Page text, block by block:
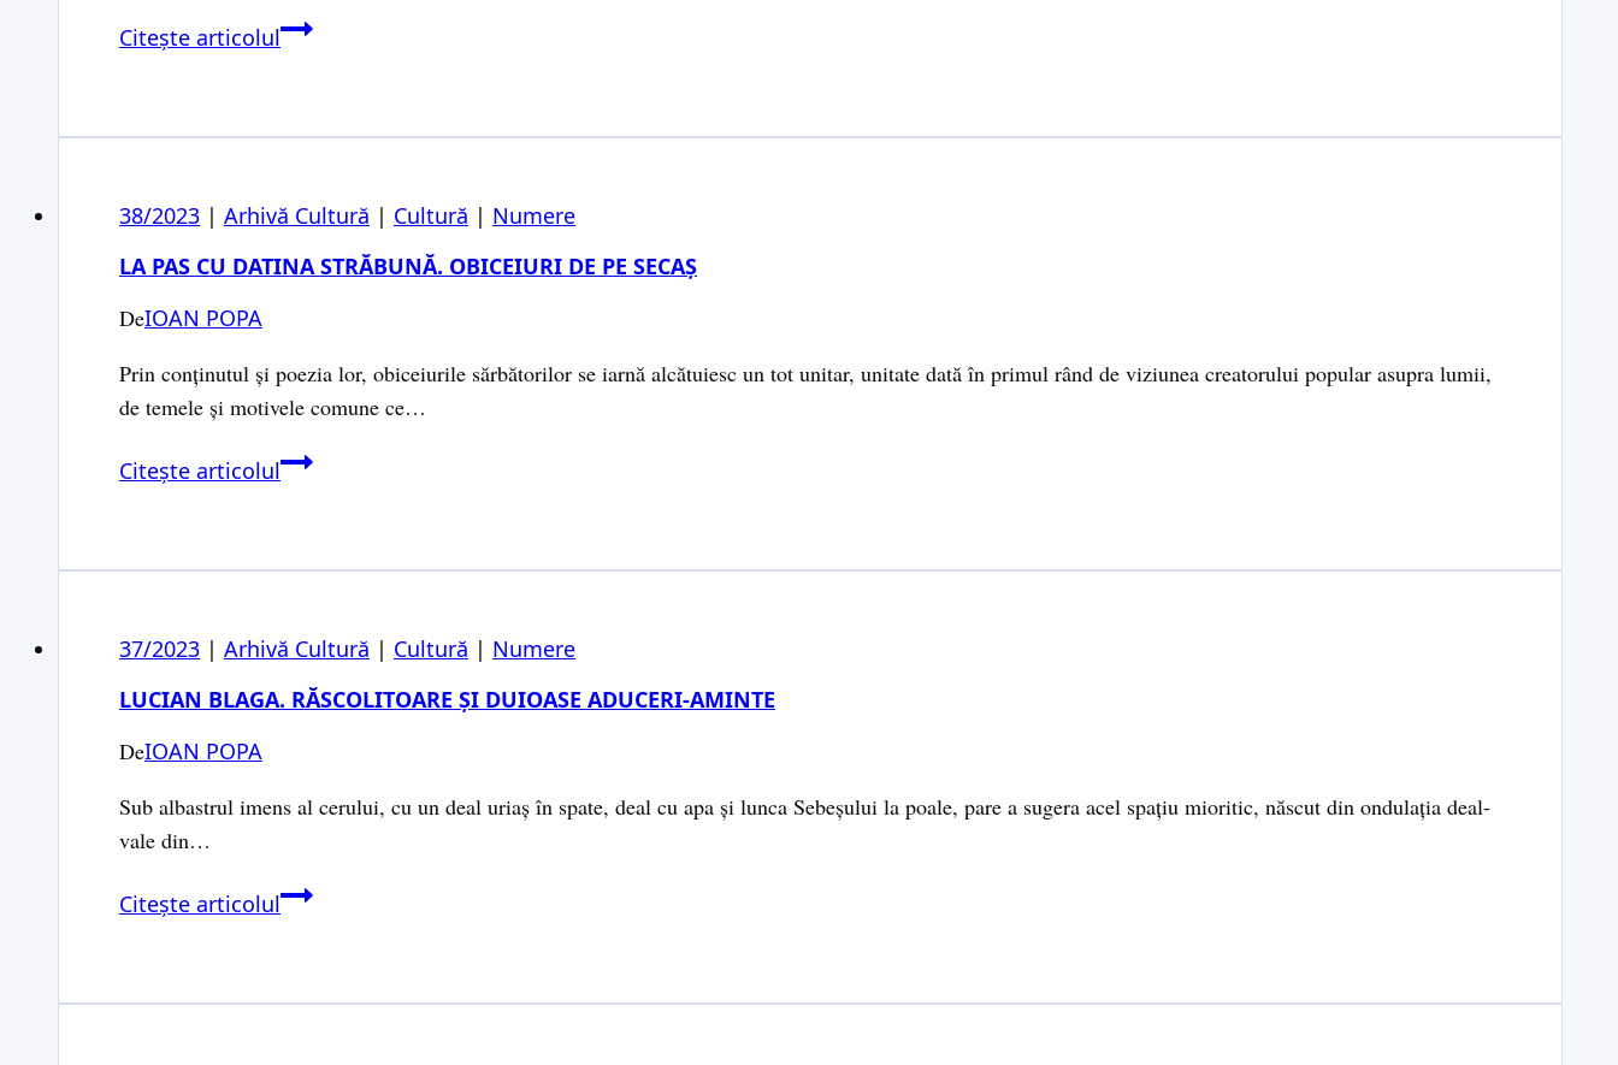
Citește articolulBiblioteca
la
Secaș
38/2023 | Arhivă Cultură | Cultură | Numere
LA PAS CU DATINA STRĂBUNĂ. OBICEIURI DE PE SECAȘ
DeIOAN POPA
Prin conţinutul şi poezia lor, obiceiurile sărbătorilor se iarnă alcătuiesc un tot unitar, unitate dată în primul rând de viziunea creatorului popular asupra lumii,
de temele şi motivele comune ce…
Citește articolulLa
de
pe
37/2023 | Arhivă Cultură | Cultură | Numere
LUCIAN BLAGA. RĂSCOLITOARE ȘI DUIOASE ADUCERI-AMINTE
DeIOAN POPA
Sub albastrul imens al cerului, cu un deal uriaș în spate, deal cu apa și lunca Sebeșului la poale, pare a sugera acel spațiu mioritic, născut din ondulația deal-
vale din…
Citește articolulLucian